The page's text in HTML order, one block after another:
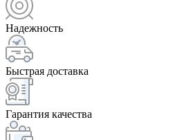
Надежность
Быстрая доставка
Гарантия качества